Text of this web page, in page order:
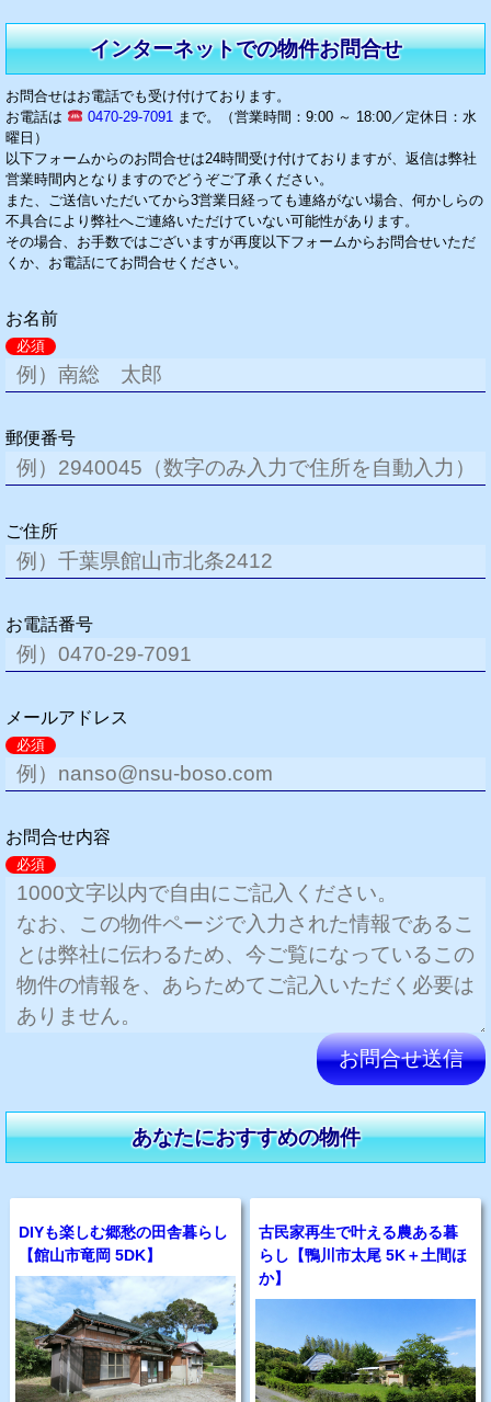
インターネットでの物件お問合せ
お問合せはお電話でも受け付けております。
お電話は
0470-29-7091
まで。（営業時間：9:00 ～ 18:00／定休日：水
曜日）
以下フォームからのお問合せは24時間受け付けておりますが、返信は弊社
営業時間内となりますのでどうぞご了承ください。
また、ご送信いただいてから3営業日経っても連絡がない場合、何かしらの
不具合により弊社へご連絡いただけていない可能性があります。
その場合、お手数ではございますが再度以下フォームからお問合せいただ
くか、お電話にてお問合せください。
お名前
必須
郵便番号
ご住所
お電話番号
メールアドレス
必須
お問合せ内容
必須
あなたにおすすめの物件
DIYも楽しむ郷愁の田舎暮らし
【館山市竜岡 5DK】
古民家再生で叶える農ある暮
らし【鴨川市太尾 5K＋土間ほ
か】